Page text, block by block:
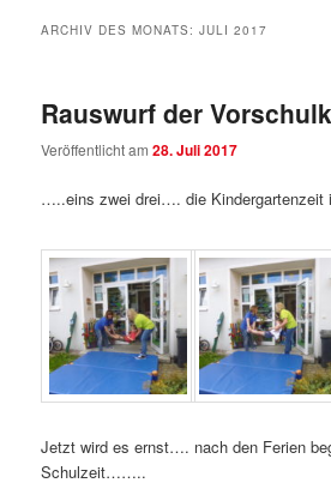
ARCHIV DES MONATS:JULI 2017
Rauswurf der
Veröffentlicht am28. Juli 2017
…..eins zwei drei…. die
Jetzt wird es ernst…. nach den Ferien
Schulzeit……..